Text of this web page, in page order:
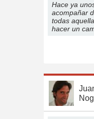
Hace ya
acompañar
todas
hacer un